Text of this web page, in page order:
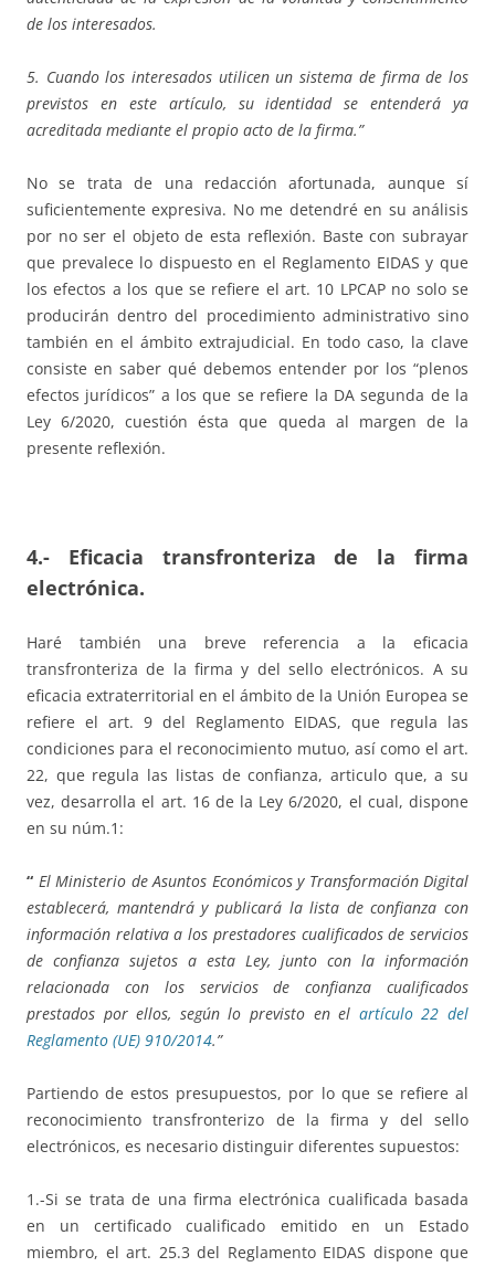
de los interesados.
5. Cuando los interesados utilicen un sistema de firma de los
previstos en este artículo, su identidad se entenderá ya
acreditada mediante el propio acto de la firma.”
No se trata de una redacción afortunada, aunque sí
suficientemente expresiva. No me detendré en su análisis
por no ser el objeto de esta reflexión. Baste con subrayar
que prevalece lo dispuesto en el Reglamento EIDAS y que
los efectos a los que se refiere el art. 10 LPCAP no solo se
producirán dentro del procedimiento administrativo sino
también en el ámbito extrajudicial. En todo caso, la clave
consiste en saber qué debemos entender por los “plenos
efectos jurídicos” a los que se refiere la DA segunda de la
Ley 6/2020, cuestión ésta que queda al margen de la
presente reflexión.
4.- Eficacia transfronteriza de la firma
electrónica.
Haré también una breve referencia a la eficacia
transfronteriza de la firma y del sello electrónicos. A su
eficacia extraterritorial en el ámbito de la Unión Europea se
refiere el art. 9 del Reglamento EIDAS, que regula las
condiciones para el reconocimiento mutuo, así como el art.
22, que regula las listas de confianza, articulo que, a su
vez, desarrolla el art. 16 de la Ley 6/2020, el cual, dispone
en su núm.1:
“ El Ministerio de Asuntos Económicos y Transformación Digital
establecerá, mantendrá y publicará la lista de confianza con
información relativa a los prestadores cualificados de servicios
de confianza sujetos a esta Ley, junto con la información
relacionada con los servicios de confianza cualificados
prestados por ellos, según lo previsto en el artículo 22 del
Reglamento (UE) 910/2014.”
Partiendo de estos presupuestos, por lo que se refiere al
reconocimiento transfronterizo de la firma y del sello
electrónicos, es necesario distinguir diferentes supuestos:
1.-Si se trata de una firma electrónica cualificada basada
en un certificado cualificado emitido en un Estado
miembro, el art. 25.3 del Reglamento EIDAS dispone que